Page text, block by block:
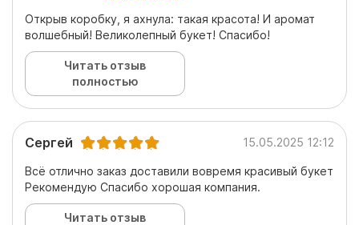
Открыв коробку, я ахнула: такая красота! И аромат
волшебный! Великолепный букет! Спасибо!
Читать отзыв
полностью
Сергей 15.05.2025 12:12
Всё отлично заказ доставили вовремя красивый букет
Рекомендую Спасибо хорошая компания.
Читать отзыв